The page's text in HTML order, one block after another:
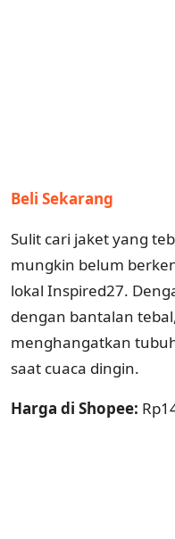
Beli Sekarang
Sulit cari jaket yang
mungkin belum
lokal Inspired27.
dengan bantalan
menghangatkan
saat cuaca dingin.
Harga di Shopee: